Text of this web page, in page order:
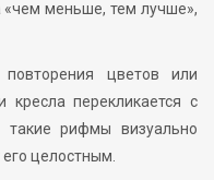
меньше, тем лучше»,
цветов или
кресла перекликается с
рифмы визуально
целостным.